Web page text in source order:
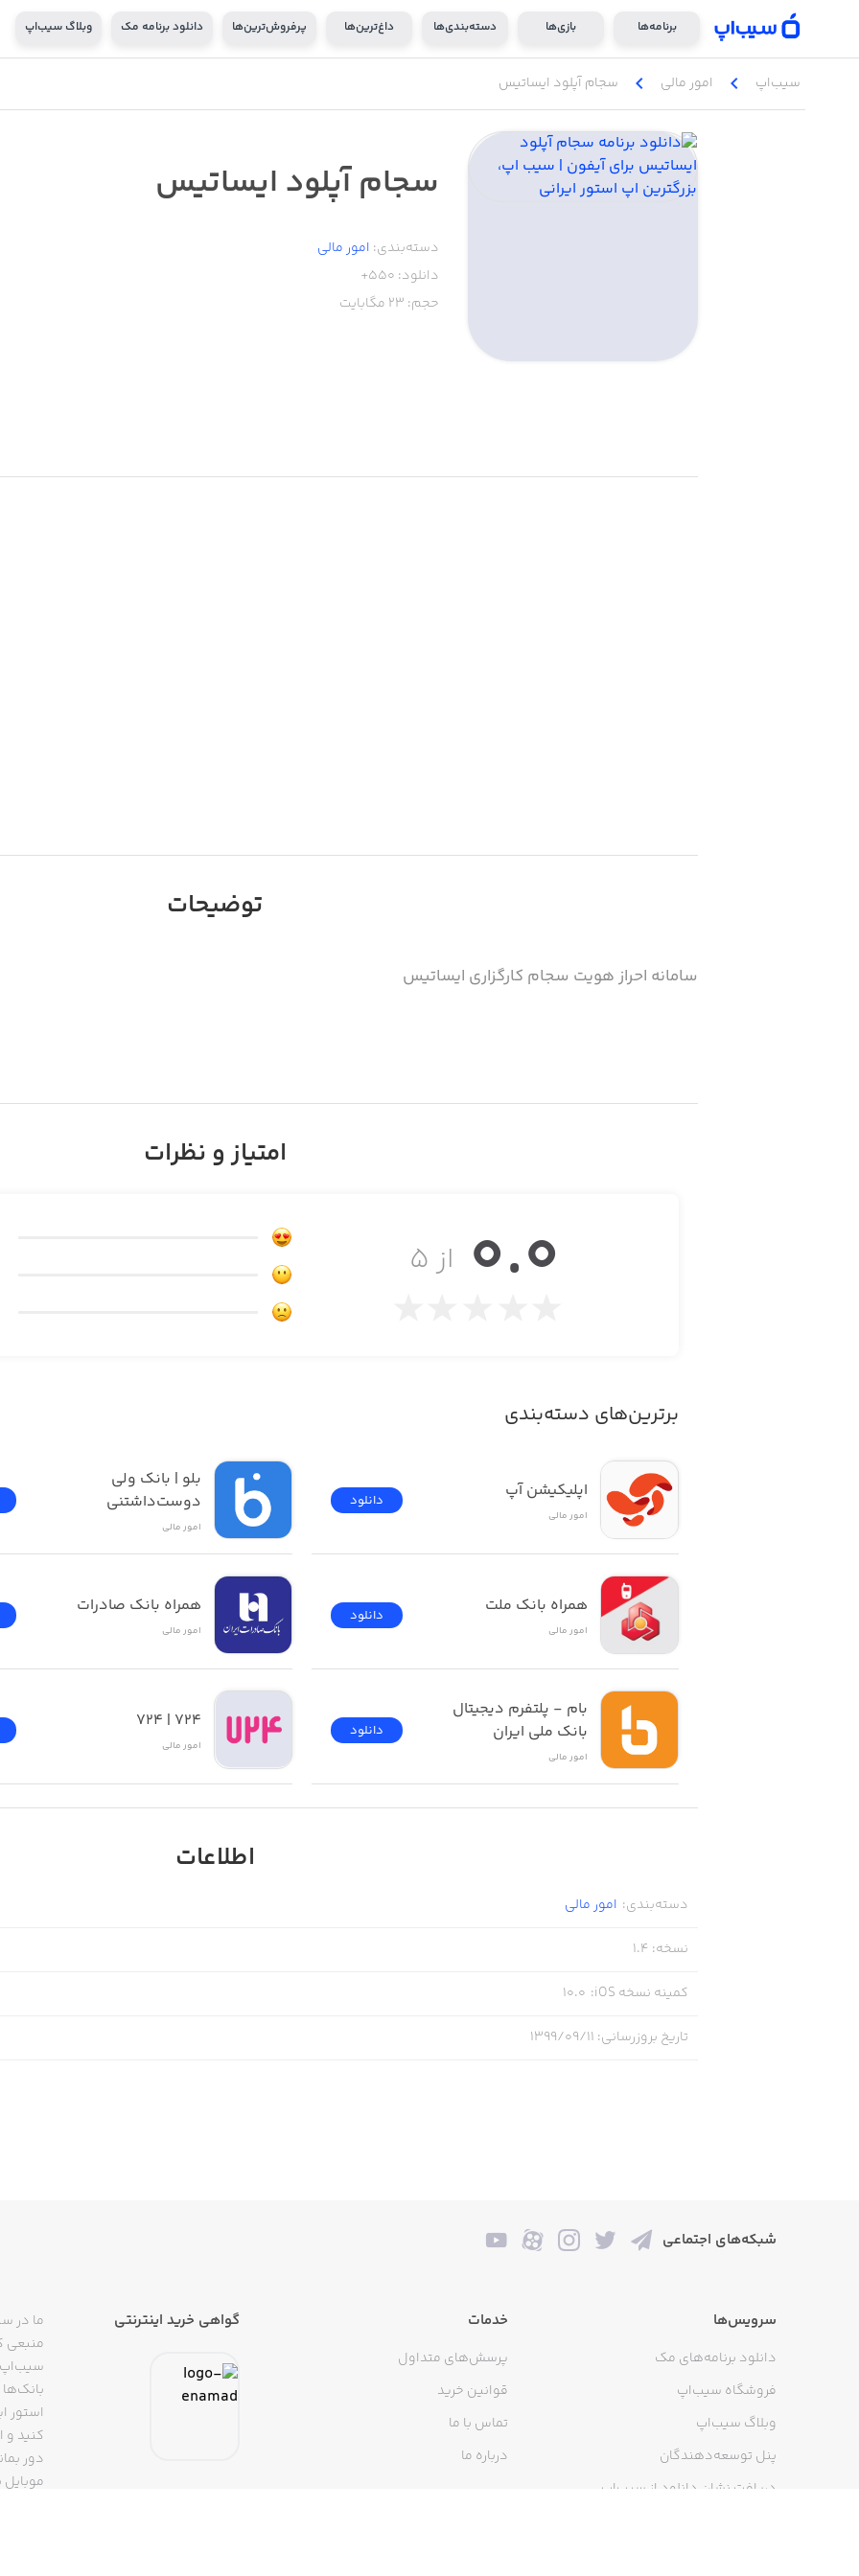
برنامه‌ها بازی‌ها دسته‌بندی‌ها داغ‌ترین‌ها پرفروش‌ترین‌ها دانلود برنامه مک وبلاگ سیب‌اپ
سیب‌اپ chevron_left امور ‌مالی chevron_left سجام آپلود ایساتیس
سجام آپلود ایساتیس
دسته‌بندی: امور ‌مالی
دانلود: 550+
حجم: 23 مگابایت
توضیحات
سامانه احراز هویت سجام کارگزاری ایساتیس
امتیاز و نظرات
از ۵ 0.0
برترین‌های دسته‌بندی
اپلیکیشن آپ
امور ‌مالی
دانلود
همراه بانک ملت
امور ‌مالی
دانلود
بانک ملی ایران
امور ‌مالی
دانلود
دوست‌داشتنی
امور ‌مالی
همراه بانک صادرات
امور ‌مالی
۷۲۴ | 724
امور ‌مالی
اطلاعات
دسته‌بندی: امور ‌مالی
نسخه:
1.4
کمینه نسخه iOS :
10.0
تاریخ بروزرسانی: ۱۳۹۹/۰۹/۱۱
شبکه‌های اجتماعی
سرویس‌ها
دانلود برنامه‌های مک
فروشگاه سیب‌اپ
وبلاگ سیب‌اپ
پنل توسعه‌دهندگان
دریافت نشان دانلود از سیب‌اپ
خدمات
پرسش‌های متداول
قوانین خرید
تماس با ما
درباره ما
گواهی خرید اینترنتی
ما در
منبعی
سیب‌اپ
استور
دور
موبایل